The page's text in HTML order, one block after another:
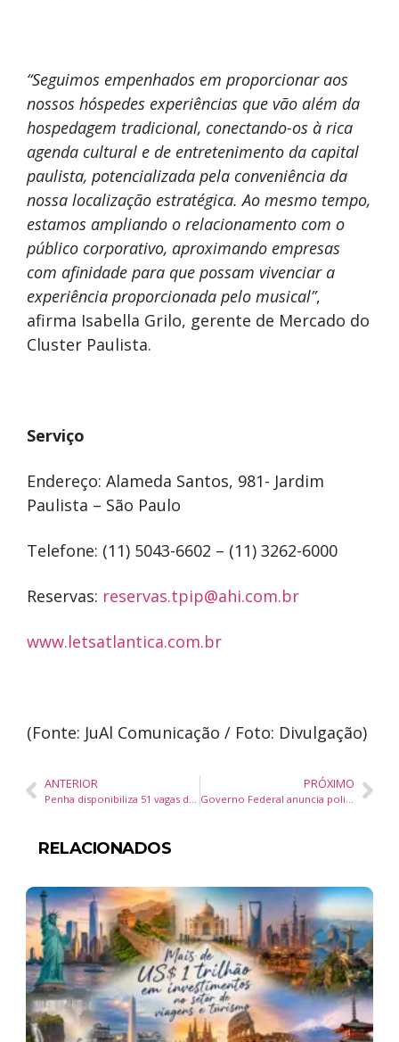
“Seguimos empenhados em proporcionar aos
nossos hóspedes experiências que vão além da
hospedagem tradicional, conectando-os à rica
agenda cultural e de entretenimento da capital
paulista, potencializada pela conveniência da
nossa localização estratégica. Ao mesmo tempo,
estamos ampliando o relacionamento com o
público corporativo, aproximando empresas
com afinidade para que possam vivenciar a
experiência proporcionada pelo musical”,
afirma Isabella Grilo, gerente de Mercado do
Cluster Paulista.
Serviço
Endereço: Alameda Santos, 981- Jardim
Paulista – São Paulo
Telefone: (11) 5043-6602 – (11) 3262-6000
Reservas: reservas.tpip@ahi.com.br
www.letsatlantica.com.br
(Fonte: JuAl Comunicação / Foto: Divulgação)
ANTERIOR PRÓXIMO
RELACIONADOS